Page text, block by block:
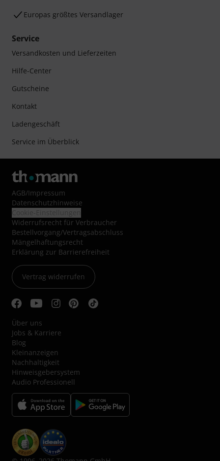
Europas größtes Versandlager
Service
Versandkosten und Lieferzeiten
Hilfe-Center
Gutscheine
Kontakt
Ladengeschäft
Service im Überblick
AGB/Impressum
Datenschutzhinweise
Widerrufsrecht für Verbraucher
Bestellvorgang/Vertragsabschluss
Mängelhaftungsrecht
Erklärung zur Barrierefreiheit
Vertrag widerrufen
Über uns
Jobs & Karriere
Blog
Kleinanzeigen
Nachhaltigkeit
Hinweisgebersystem
Audio Professionell